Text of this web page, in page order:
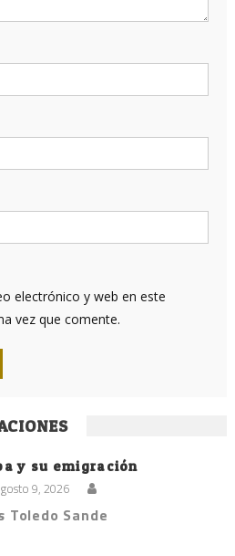
electrónico y web en este
vez que comente.
y su emigración
9, 2026
Toledo Sande